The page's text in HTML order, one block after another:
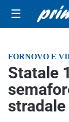
☰
FORNOVO E
Statale
stradale